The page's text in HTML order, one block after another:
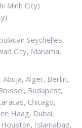
Minh City)
Seychelles,
City, Manama,
Alger, Berlin,
Budapest,
Chicago,
Haag, Dubai,
Islamabad,